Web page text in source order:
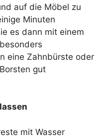
auf die Möbel zu
Minuten
es dann mit einem
eine Zahnbürste oder
gut
mit Wasser